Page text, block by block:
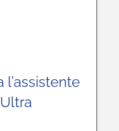
l’assistente